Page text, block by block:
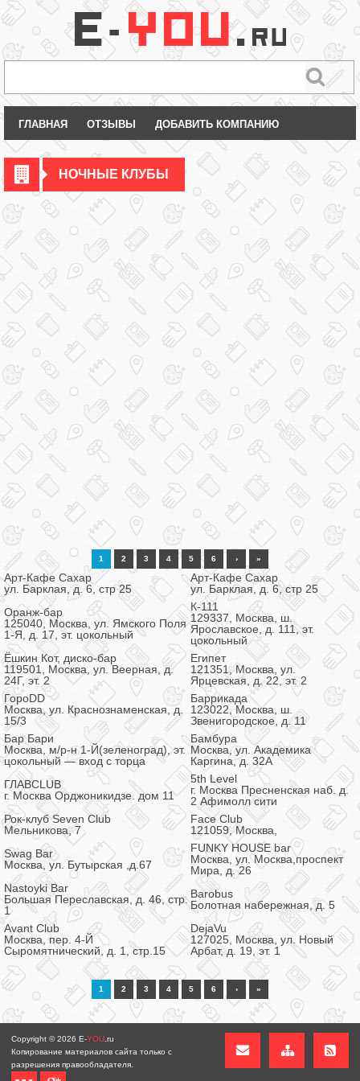
ГЛАВНАЯ ОТЗЫВЫ ДОБАВИТЬ КОМПАНИЮ
НОЧНЫЕ КЛУБЫ
1 2 3 4 5 6 › »
Арт-Кафе Сахар
ул. Барклая, д. 6, стр 25
Арт-Кафе Сахар
ул. Барклая, д. 6, стр 25
Оранж-бар
125040, Москва, ул. Ямского Поля
1-Я, д. 17, эт. цокольный
К-111
129337, Москва, ш.
Ярославское, д. 111, эт.
цокольный
Ёшкин Кот, диско-бар
119501, Москва, ул. Веерная, д.
24Г, эт. 2
Египет
121351, Москва, ул.
Ярцевская, д. 22, эт. 2
ГороDD
Москва, ул. Краснознаменская, д.
15/3
Баррикада
123022, Москва, ш.
Звенигородское, д. 11
Бар Бари
Москва, м/р-н 1-Й(зеленоград), эт.
цокольный — вход с торца
Бамбура
Москва, ул. Академика
Каргина, д. 32А
ГЛАВCLUB
г. Москва Орджоникидзе. дом 11
5th Level
г. Москва Пресненская наб. д.
2 Афимолл сити
Рок-клуб Seven Club
Мельникова, 7
Face Club
121059, Москва,
Swag Bar
Москва, ул. Бутырская ,д.67
FUNKY HOUSE bar
Москва, ул. Москва,проспект
Мира, д. 26
Nastoyki Bar
Большая Переславская, д. 46, стр.
1
Barobus
Болотная набережная, д. 5
Avant Club
Москва, пер. 4-Й
Сыромятнический, д. 1, стр.15
DejaVu
127025, Москва, ул. Новый
Арбат, д. 19, эт. 1
1 2 3 4 5 6 › »
Copyright © 2026 E-YOU .ru
Копирование материалов сайта только с
разрешения правообладателя.